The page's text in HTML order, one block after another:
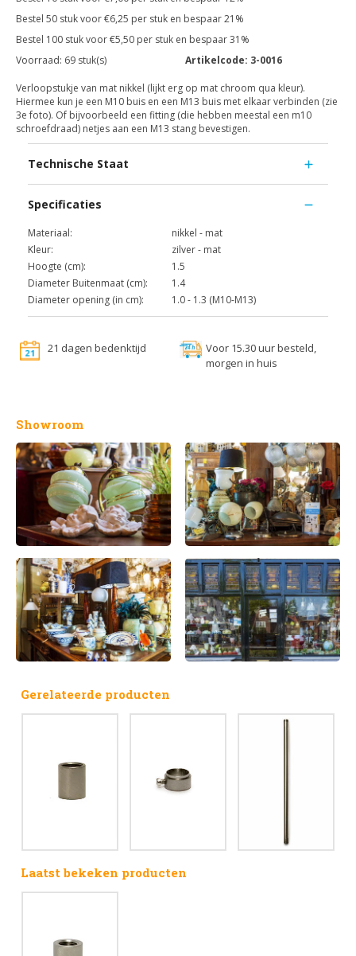
Bestel 50 stuk voor €6,25 per stuk en bespaar 21%
Bestel 100 stuk voor €5,50 per stuk en bespaar 31%
Voorraad: 69 stuk(s) Artikelcode: 3-0016
Verloopstukje van mat nikkel (lijkt erg op mat chroom qua kleur).
Hiermee kun je een M10 buis en een M13 buis met elkaar verbinden (zie
3e foto). Of bijvoorbeeld een fitting (die hebben meestal een m10
schroefdraad) netjes aan een M13 stang bevestigen.
Technische Staat
Specificaties
Materiaal:
nikkel - mat
Kleur:
zilver - mat
Hoogte (cm):
1.5
Diameter Buitenmaat (cm):
1.4
Diameter opening (in cm):
1.0 - 1.3 (M10-M13)
21 dagen bedenktijd
Voor 15.30 uur besteld,
morgen in huis
Showroom
Gerelateerde producten
Laatst bekeken producten